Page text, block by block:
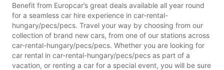
Benefit from Europcar’s great deals available all year round
for a seamless car hire experience in car-rental-
hungary/pecs/pecs. Travel your way by choosing from our
collection of brand new cars, from one of our stations across
car-rental-hungary/pecs/pecs. Whether you are looking for
car rental in car-rental-hungary/pecs/pecs as part of a
vacation, or renting a car for a special event, you will be sure